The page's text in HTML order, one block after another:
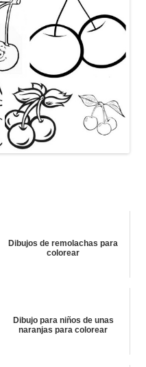
Dibujos de remolachas para
colorear
Dibujo para niños de unas
naranjas para colorear